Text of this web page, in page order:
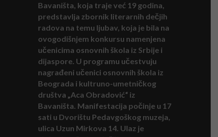
Bavaništa, koja traje već 19 godina,
predstavlja zbornik literarnih dečjih
radova na temu ljubav, koja je bila na
ovogodišnjem konkursu namenjena
učenicima osnovnih škola iz Srbije i
dijaspore. U programu učestvuju
nagrađeni učenici osnovnih škola iz
Beograda i kultruno-umetničkog
društva „Aca Obradović“ iz
Bavaništa. Manifestacija počinje u 17
sati u Dvorištu Pedavgoškog muzeja,
ulica Uzun Mirkova 14. Ulaz je